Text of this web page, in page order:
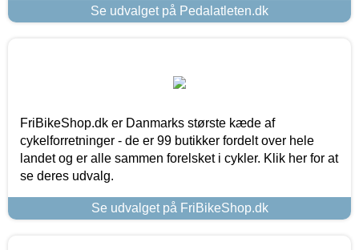
Se udvalget på Pedalatleten.dk
FriBikeShop.dk er Danmarks største kæde af
cykelforretninger - de er 99 butikker fordelt over hele
landet og er alle sammen forelsket i cykler. Klik her for at
se deres udvalg.
Se udvalget på FriBikeShop.dk